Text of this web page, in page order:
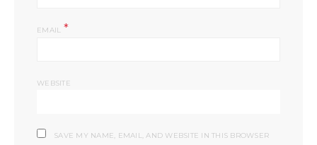
EMAIL *
WEBSITE
SAVE MY NAME, EMAIL, AND WEBSITE IN THIS BROWSER